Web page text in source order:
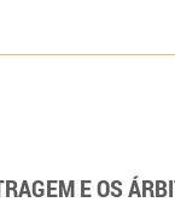
E OS